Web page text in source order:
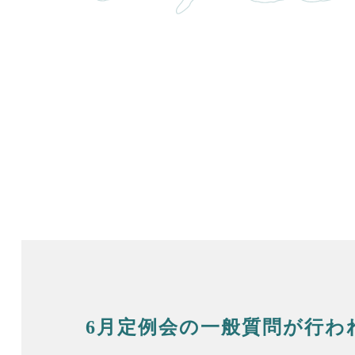
6月定例会の一般質問が行わ